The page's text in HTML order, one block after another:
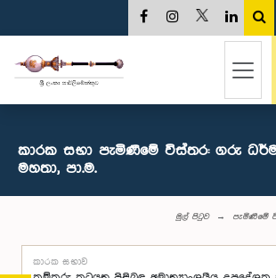
කාරක සභා පැමිණීමේ විස්තර: ගරු
මහතා, පා.ම.
මුල් පිටුව පැමිණීමේ
කාරක සභාව